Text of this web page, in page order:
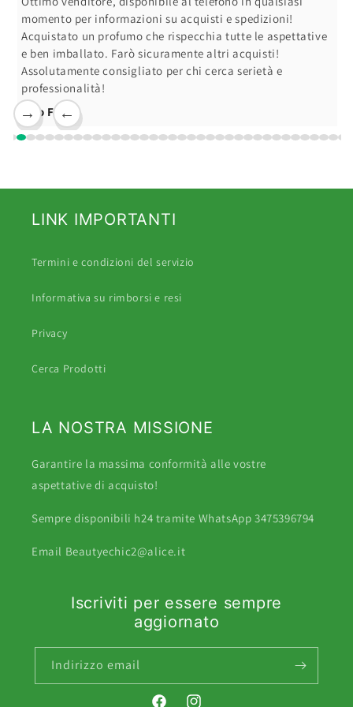
←
→
momento per informazioni su acquisti e spedizioni!
Acquistato un profumo che rispecchia tutte le aspettative
e ben imballato. Farò sicuramente altri acquisti!
Assolutamente consigliato per chi cerca serietà e
professionalità!
Ciro F.
LINK IMPORTANTI
Termini e condizioni del servizio
Informativa su rimborsi e resi
Privacy
Cerca Prodotti
LA NOSTRA MISSIONE
Garantire la massima conformità alle vostre
aspettative di acquisto!
Sempre disponibili h24 tramite WhatsApp 3475396794
Email Beautyechic2@alice.it
Iscriviti per essere sempre
aggiornato
Indirizzo email